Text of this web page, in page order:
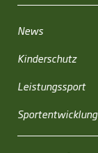
News
Kinderschutz
Leistungssport
Sportentwicklung